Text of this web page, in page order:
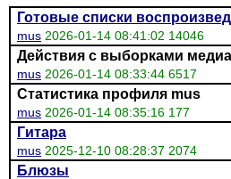
Готовые списки
mus 2026-01-14 08:41:02 14046
Действия с выборками
mus 2026-01-14 08:33:44 6517
Статистика профиля mus
mus 2026-01-14 08:35:16 177
Гитара
mus 2025-12-10 08:28:37 2074
Блюзы